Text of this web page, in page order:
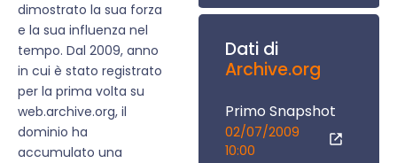
dimostrato la sua forza
e la sua influenza nel
tempo. Dal 2009, anno
in cui è stato registrato
per la prima volta su
web.archive.org, il
dominio ha
accumulato una
Dati di
Archive.org
Primo Snapshot
02/07/2009
10:00